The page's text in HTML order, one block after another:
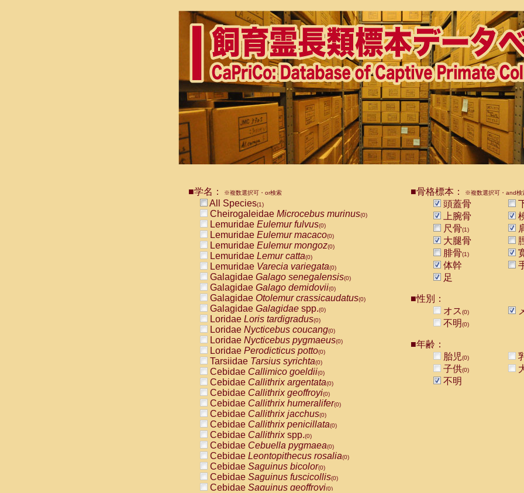
■学名： ※複数選択可・or検索
All Species(1)
Cheirogaleidae Microcebus murinus(0)
Lemuridae Eulemur fulvus(0)
Lemuridae Eulemur macaco(0)
Lemuridae Eulemur mongoz(0)
Lemuridae Lemur catta(0)
Lemuridae Varecia variegata(0)
Galagidae Galago senegalensis(0)
Galagidae Galago demidovii(0)
Galagidae Otolemur crassicaudatus(0)
Galagidae Galagidae spp.(0)
Loridae Loris tardigradus(0)
Loridae Nycticebus coucang(0)
Loridae Nycticebus pygmaeus(0)
Loridae Perodicticus potto(0)
Tarsiidae Tarsius syrichta(0)
Cebidae Callimico goeldii(0)
Cebidae Callithrix argentata(0)
Cebidae Callithrix geoffroyi(0)
Cebidae Callithrix humeralifer(0)
Cebidae Callithrix jacchus(0)
Cebidae Callithrix penicillata(0)
Cebidae Callithrixspp.(0)
Cebidae Cebuella pygmaea(0)
Cebidae Leontopithecus rosalia(0)
Cebidae Saguinus bicolor(0)
Cebidae Saguinus fuscicollis(0)
Cebidae Saguinus geoffroyi(0)
■骨格標本： ※複数選択可・and検
頭蓋骨
上腕骨
尺骨(1)
大腿骨
腓骨(1)
体幹
足
■性別：
オス(0)
不明(0)
■年齢：
胎児(0)
子供(0)
不明